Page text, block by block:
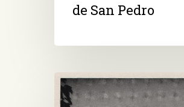
de San Pedro
Iglesia
de